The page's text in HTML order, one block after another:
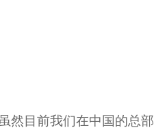
然目前我们在中国的总部